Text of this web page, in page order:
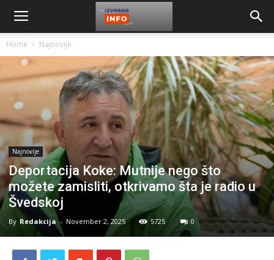
Home Najnovije
Najnovije
Deportacija Koke: Mutnije nego što
možete zamisliti, otkrivamo šta je radio u
Švedskoj
By Redakcija - November 2, 2025 5725 0